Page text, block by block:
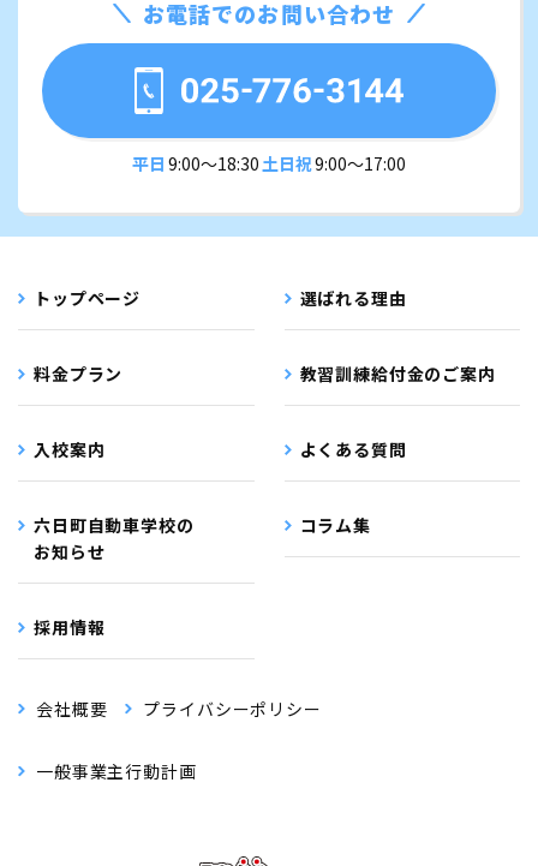
お電話でのお問い合わせ
平日 9:00〜18:30土日祝9:00〜17:00
トップページ 選ばれる理由
料金プラン 教習訓練給付金のご案内
入校案内 よくある質問
六日町自動車学校の
お知らせ
コラム集
採用情報
会社概要 プライバシーポリシー
一般事業主行動計画